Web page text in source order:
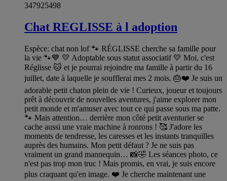
347925498
Chat REGLISSE à l adoption
Espèce: chat non lof 🐾 RÉGLISSE cherche sa famille pour
la vie 🐾💙 💛 Adoptable sous statut associatif 💛 Moi, c'est
Réglisse 🐱 et je pourrai rejoindre ma famille à partir du 16
juillet, date à laquelle je soufflerai mes 2 mois. 🎂❤️ Je suis un
adorable petit chaton plein de vie ! Curieux, joueur et toujours
prêt à découvrir de nouvelles aventures, j'aime explorer mon
petit monde et m'amuser avec tout ce qui passe sous ma patte.
🐾 Mais attention… derrière mon côté petit aventurier se
cache aussi une vraie machine à ronrons ! 🥰 J'adore les
moments de tendresse, les caresses et les instants tranquilles
auprès des humains. Mon petit défaut ? Je ne suis pas
vraiment un grand mannequin… 📸🤣 Les séances photo, ce
n'est pas trop mon truc ! Mais promis, en vrai, je suis encore
plus craquant qu'en image. ❤️ Je cherche maintenant une